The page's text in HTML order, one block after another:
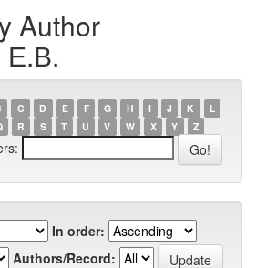
Author
Е.В.
C D E F G H I J K
L
R S T U V W X Y Z
In order:
Authors/Record: